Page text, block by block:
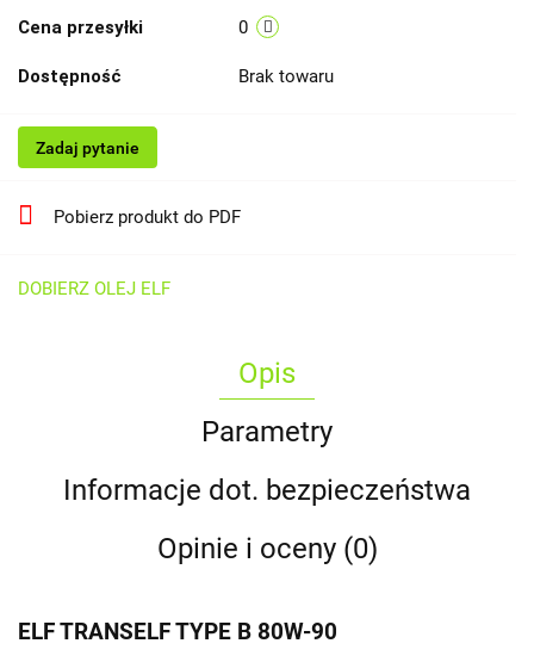
Cena przesyłki 0
Dostępność Brak towaru
Zadaj pytanie
Pobierz produkt do PDF
DOBIERZ OLEJ ELF
Opis
Parametry
Informacje dot. bezpieczeństwa
Opinie i oceny (0)
ELF TRANSELF TYPE B 80W-90